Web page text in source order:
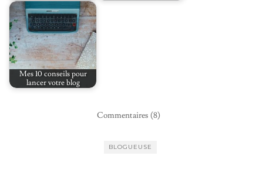
Mes 10 conseils pour
lancer votre blog
Commentaires (8)
BLOGUEUSE